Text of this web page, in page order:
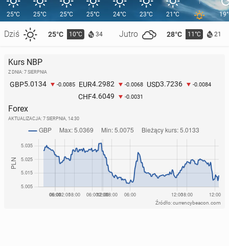
25°C
Dziś 25°C 10°C 34 Jutro 28°C 11°C 21
25°C 25°C 25°C 24°C 23°C 21°C
Kurs NBP
Z DNIA: 7 SIERPNIA
GBP5.0134 -0.0085 EUR4.2982 -0.0068 USD3.7236 -0.0084
CHF4.6049 -0.0031
Forex
AKTUALIZACJA: 7 SIERPNIA, 14:30
Źródło: currencybeacon.com